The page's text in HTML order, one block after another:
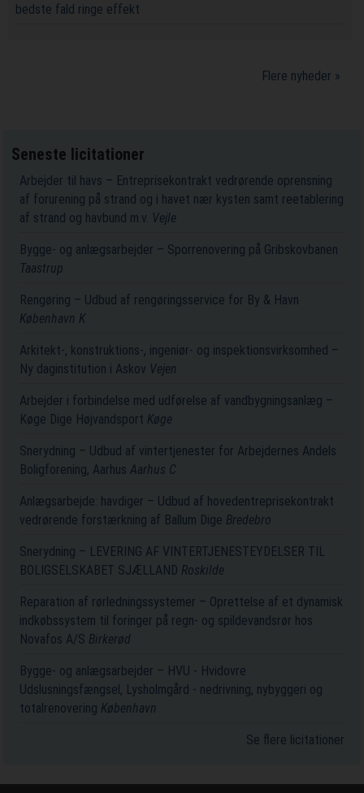
bedste fald ringe effekt
Flere nyheder »
Seneste licitationer
Arbejder til havs – Entreprisekontrakt vedrørende oprensning
af forurening på strand og i havet nær kysten samt reetablering
af strand og havbund m.v. Vejle
Bygge- og anlægsarbejder – Sporrenovering på Gribskovbanen
Taastrup
Rengøring – Udbud af rengøringsservice for By & Havn
København K
Arkitekt-, konstruktions-, ingeniør- og inspektionsvirksomhed –
Ny daginstitution i Askov Vejen
Arbejder i forbindelse med udførelse af vandbygningsanlæg –
Køge Dige Højvandsport Køge
Snerydning – Udbud af vintertjenester for Arbejdernes Andels
Boligforening, AarhusAarhus C
Anlægsarbejde: havdiger – Udbud af hovedentreprisekontrakt
vedrørende forstærkning af Ballum Dige Bredebro
Snerydning – LEVERING AF VINTERTJENESTEYDELSER TIL
BOLIGSELSKABET SJÆLLAND Roskilde
Reparation af rørledningssystemer – Oprettelse af et dynamisk
indkøbssystem til foringer på regn- og spildevandsrør hos
Novafos A/S Birkerød
Bygge- og anlægsarbejder – HVU - Hvidovre
Udslusningsfængsel, Lysholmgård - nedrivning, nybyggeri og
totalrenovering København
Se flere licitationer